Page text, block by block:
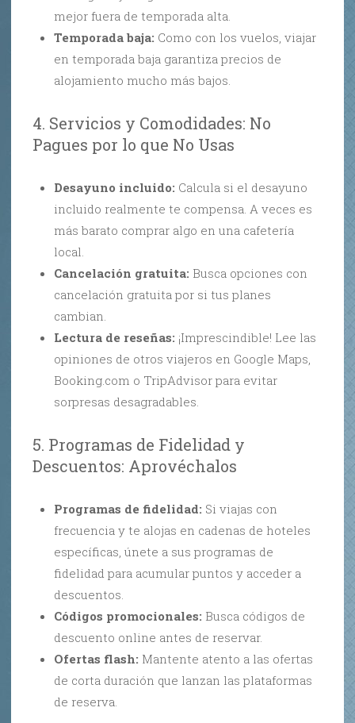
mejor fuera de temporada alta.
Temporada baja: Como con los vuelos, viajar
en temporada baja garantiza precios de
alojamiento mucho más bajos.
4. Servicios y Comodidades: No
Pagues por lo que No Usas
Desayuno incluido: Calcula si el desayuno
incluido realmente te compensa. A veces es
más barato comprar algo en una cafetería
local.
Cancelación gratuita: Busca opciones con
cancelación gratuita por si tus planes
cambian.
Lectura de reseñas: ¡Imprescindible! Lee las
opiniones de otros viajeros en Google Maps,
Booking.com o TripAdvisor para evitar
sorpresas desagradables.
5. Programas de Fidelidad y
Descuentos: Aprovéchalos
Programas de fidelidad: Si viajas con
frecuencia y te alojas en cadenas de hoteles
específicas, únete a sus programas de
fidelidad para acumular puntos y acceder a
descuentos.
Códigos promocionales: Busca códigos de
descuento online antes de reservar.
Ofertas flash: Mantente atento a las ofertas
de corta duración que lanzan las plataformas
de reserva.